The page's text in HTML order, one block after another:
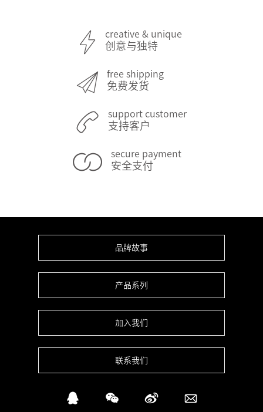
creative & unique
创意与独特
free shipping
免费发货
support customer
支持客户
secure payment
安全支付
品牌故事
产品系列
加入我们
联系我们